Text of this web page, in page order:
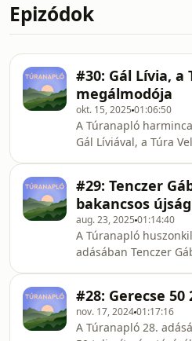
Epizódok
#30: Gál Lívia, a
megálmodója
okt. 15, 2025 01:06:50
A Túranapló
Gál Líviával, a Túra
túrázni, aztán
oldalt, amelynek ma
van, és ahol
szervez. A
hogy miért fontos
túravezetés, hogy
kihívásokat kellett
egyáltalán bele
#29: Tenczer
bakancsos
aug. 23, 2025 01:14:40
A Túranapló
adásában Tenczer
kommunikáció szakon
újságíró és blogger,
és túrabubus
#28: Gerecse 50
nov. 17, 202401:17:16
A Túranapló 28.